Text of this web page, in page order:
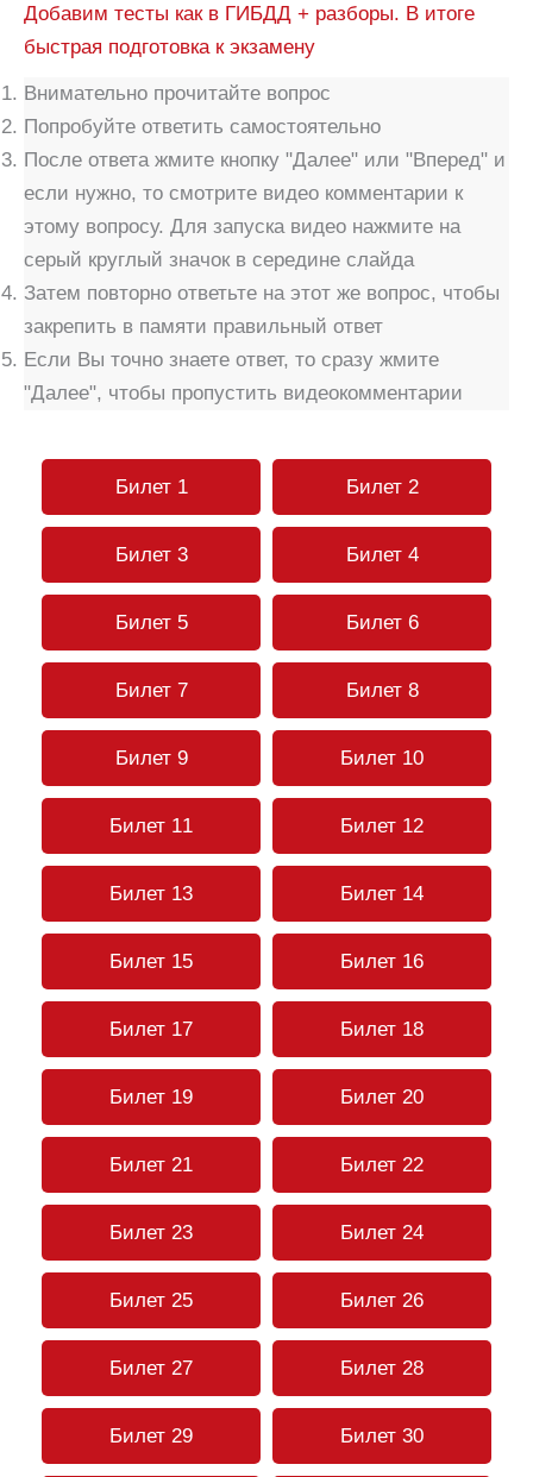
Добавим тесты как в ГИБДД + разборы. В итоге
быстрая подготовка к экзамену
Внимательно прочитайте вопрос
Попробуйте ответить самостоятельно
После ответа жмите кнопку "Далее" или "Вперед" и
если нужно, то смотрите видео комментарии к
этому вопросу. Для запуска видео нажмите на
серый круглый значок в середине слайда
Затем повторно ответьте на этот же вопрос, чтобы
закрепить в памяти правильный ответ
Если Вы точно знаете ответ, то сразу жмите
"Далее", чтобы пропустить видеокомментарии
Билет 1 Билет 2
Билет 3 Билет 4
Билет 5 Билет 6
Билет 7 Билет 8
Билет 9 Билет 10
Билет 11 Билет 12
Билет 13 Билет 14
Билет 15 Билет 16
Билет 17 Билет 18
Билет 19 Билет 20
Билет 21 Билет 22
Билет 23 Билет 24
Билет 25 Билет 26
Билет 27 Билет 28
Билет 29 Билет 30